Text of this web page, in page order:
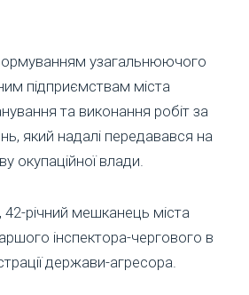
узагальнюючого
підприємствам міста
та виконання робіт за
який надалі передавався на
окупаційної влади.
річний мешканець міста
інспектора-чергового в
держави-агресора.